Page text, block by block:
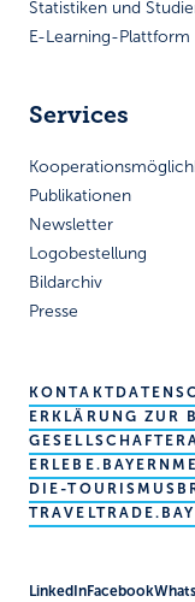
Statistiken und
E-Learning-Plattform
Services
Publikationen
Newsletter
Logobestellung
Bildarchiv
Presse
KONTAKT
ERKLÄRUNG ZUR
GESELLSCHAFTER
ERLEBE.BAYERN
DIE-
LinkedInFacebook